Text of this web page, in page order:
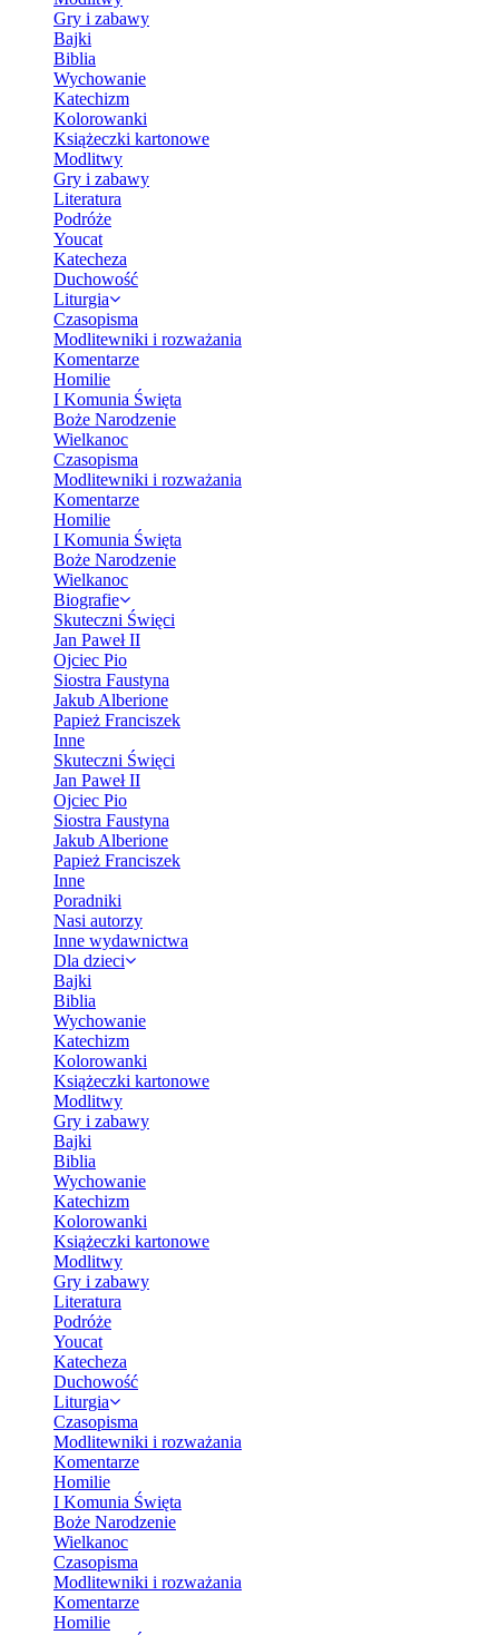
Gry i zabawy
Bajki
Biblia
Wychowanie
Katechizm
Kolorowanki
Książeczki kartonowe
Modlitwy
Gry i zabawy
Literatura
Podróże
Youcat
Katecheza
Duchowość
Liturgia
Czasopisma
Modlitewniki i rozważania
Komentarze
Homilie
I Komunia Święta
Boże Narodzenie
Wielkanoc
Czasopisma
Modlitewniki i rozważania
Komentarze
Homilie
I Komunia Święta
Boże Narodzenie
Wielkanoc
Biografie
Skuteczni Święci
Jan Paweł II
Ojciec Pio
Siostra Faustyna
Jakub Alberione
Papież Franciszek
Inne
Skuteczni Święci
Jan Paweł II
Ojciec Pio
Siostra Faustyna
Jakub Alberione
Papież Franciszek
Inne
Poradniki
Nasi autorzy
Inne wydawnictwa
Dla dzieci
Bajki
Biblia
Wychowanie
Katechizm
Kolorowanki
Książeczki kartonowe
Modlitwy
Gry i zabawy
Bajki
Biblia
Wychowanie
Katechizm
Kolorowanki
Książeczki kartonowe
Modlitwy
Gry i zabawy
Literatura
Podróże
Youcat
Katecheza
Duchowość
Liturgia
Czasopisma
Modlitewniki i rozważania
Komentarze
Homilie
I Komunia Święta
Boże Narodzenie
Wielkanoc
Czasopisma
Modlitewniki i rozważania
Komentarze
Homilie